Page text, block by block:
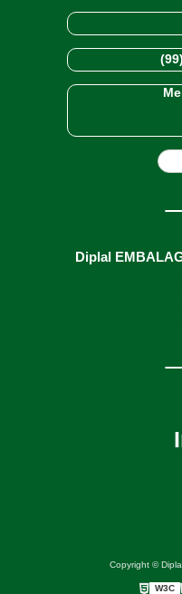
Diplal
Copyright ©
W3C